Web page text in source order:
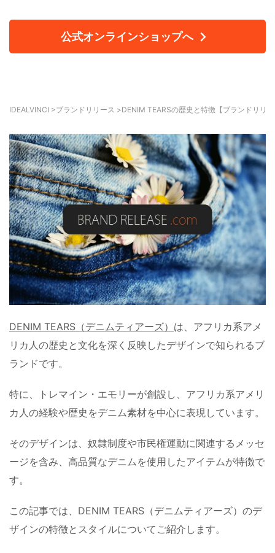
公式オンラインショップへ
IDEALVINCI >ブランドリリース >DENIM TEARSの歴史と特徴【ブランドリリ
DENIM TEARS（デニムティアーズ） は、アフリカ系アメ
リカ人の歴史と文化を深く反映したデザインで知られるブ
ランドです。
特に、トレマイン・エモリーが創設し、アフリカ系アメリ
カ人の経験や歴史をデニム素材を中心に表現しています。
そのデザインは、奴隷制度や市民権運動に関連するメッセ
ージを含み、高品質なデニムを使用したアイテムが特徴で
す。
この記事では、DENIM TEARS（デニムティアーズ）のデ
ザインの特徴とスタイルについてご紹介します。